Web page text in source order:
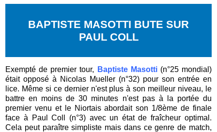
BAPTISTE MASOTTI BUTE SUR
PAUL COLL
Exempté de premier tour, Baptiste Masotti (n°25 mondial)
était opposé à Nicolas Mueller (n°32) pour son entrée en
lice. Même si ce dernier n'est plus à son meilleur niveau, le
battre en moins de 30 minutes n'est pas à la portée du
premier venu et le Niortais abordait son 1/8ème de finale
face à Paul Coll (n°3) avec un état de fraîcheur optimal.
Cela peut paraître simpliste mais dans ce genre de match,